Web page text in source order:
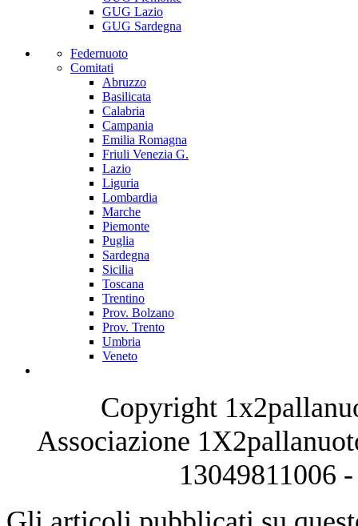
GUG Lazio
GUG Sardegna
Federnuoto
Comitati
Abruzzo
Basilicata
Calabria
Campania
Emilia Romagna
Friuli Venezia G.
Lazio
Liguria
Lombardia
Marche
Piemonte
Puglia
Sardegna
Sicilia
Toscana
Trentino
Prov. Bolzano
Prov. Trento
Umbria
Veneto
Copyright
Associazione
13049811006